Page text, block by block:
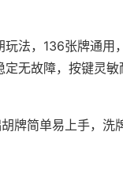
玩法，136张牌通用
无故障，按键灵
牌简单易上手，洗